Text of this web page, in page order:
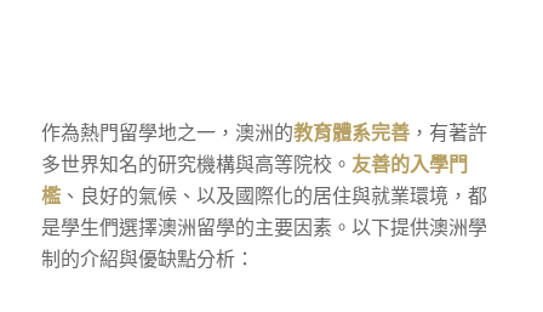
作為熱門留學地之一，澳洲的教育體系完善，有著許
多世界知名的研究機構與高等院校。 友善的入學門
檻、良好的氣候、以及國際化的居住與就業環境，都
是學生們選擇澳洲留學的主要因素。以下提供澳洲學
制的介紹與優缺點分析：